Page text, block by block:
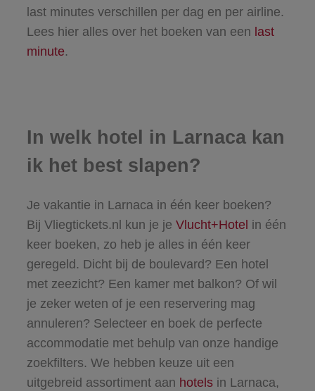
last minutes verschillen per dag en per airline.
Lees hier alles over het boeken van een last
minute.
In welk hotel in Larnaca kan
ik het best slapen?
Je vakantie in Larnaca in één keer boeken?
Bij Vliegtickets.nl kun je je Vlucht+Hotel in één
keer boeken, zo heb je alles in één keer
geregeld. Dicht bij de boulevard? Een hotel
met zeezicht? Een kamer met balkon? Of wil
je zeker weten of je een reservering mag
annuleren? Selecteer en boek de perfecte
accommodatie met behulp van onze handige
zoekfilters. We hebben keuze uit een
uitgebreid assortiment aan hotelsin Larnaca,